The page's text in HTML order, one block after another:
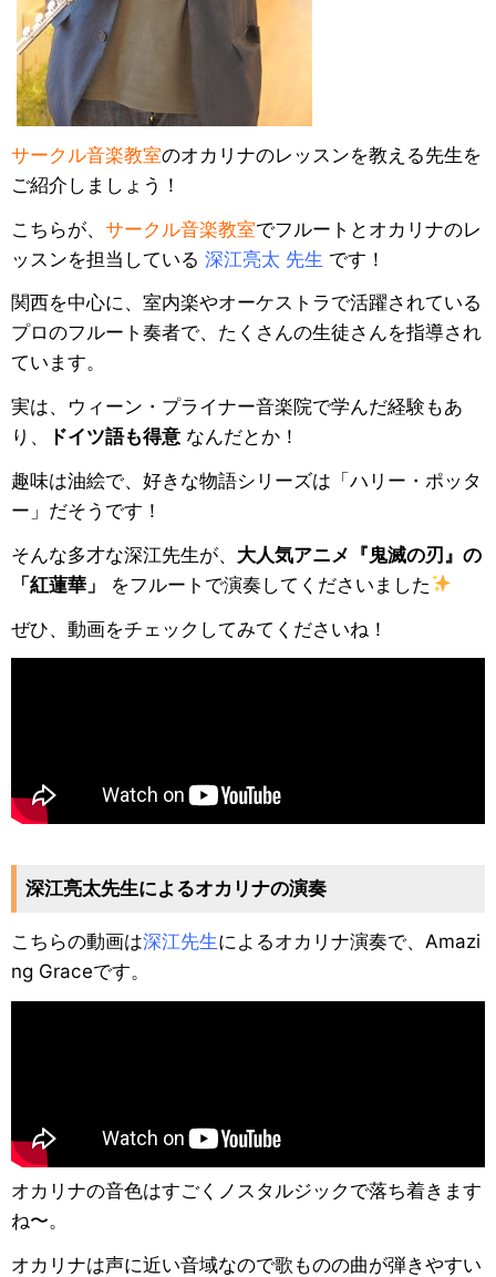
サークル音楽教室のオカリナのレッスンを教える先生を
ご紹介しましょう！
こちらが、 サークル音楽教室でフルートとオカリナのレ
ッスンを担当している 深江亮太 先生 です！
関西を中心に、室内楽やオーケストラで活躍されている
プロのフルート奏者で、たくさんの生徒さんを指導され
ています。
実は、ウィーン・プライナー音楽院で学んだ経験もあ
り、
ドイツ語も得意 なんだとか！
趣味は油絵で、好きな物語シリーズは「ハリー・ポッタ
ー」だそうです！
そんな多才な深江先生が、 大人気アニメ『鬼滅の刃』の
「紅蓮華」
をフルートで演奏してくださいました
ぜひ、動画をチェックしてみてくださいね！
深江亮太先生によるオカリナの演奏
こちらの動画は深江先生によるオカリナ演奏で、Amazi
ng Graceです。
オカリナの音色はすごくノスタルジックで落ち着きます
ね〜。
オカリナは声に近い音域なので歌ものの曲が弾きやすい